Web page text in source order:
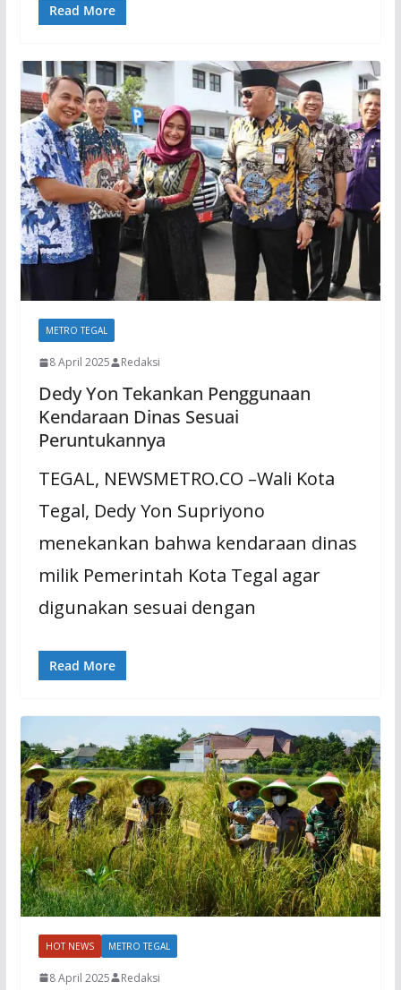
Read More
METRO TEGAL
8 April 2025 Redaksi
Dedy Yon Tekankan Penggunaan
Kendaraan Dinas Sesuai
Peruntukannya
TEGAL, NEWSMETRO.CO –Wali Kota
Tegal, Dedy Yon Supriyono
menekankan bahwa kendaraan dinas
milik Pemerintah Kota Tegal agar
digunakan sesuai dengan
Read More
HOT NEWS METRO TEGAL
8 April 2025 Redaksi